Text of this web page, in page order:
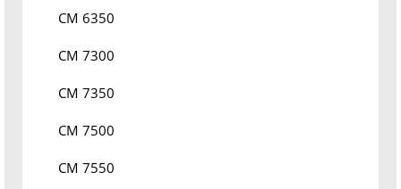
CM 6350
CM 7300
CM 7350
CM 7500
CM 7550